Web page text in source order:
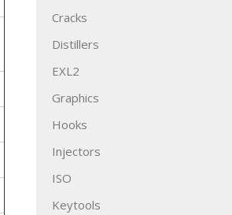
Cracks
Distillers
EXL2
Graphics
Hooks
Injectors
ISO
Keytools